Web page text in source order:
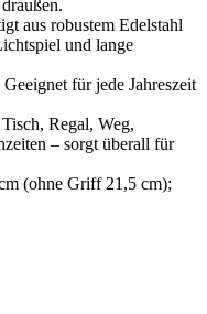
aus robustem Edelstahl
und lange
für jede Jahreszeit
Regal, Weg,
– sorgt überall für
(ohne Griff 21,5 cm);